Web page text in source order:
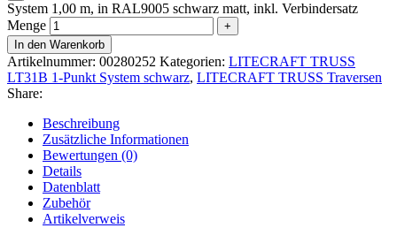
System 1,00 m, in RAL9005 schwarz matt, inkl. Verbindersatz
Menge
In den Warenkorb
Artikelnummer: 00280252 Kategorien: LITECRAFT TRUSS
LT31B 1-Punkt System schwarz, LITECRAFT TRUSS Traversen
Share:
Beschreibung
Zusätzliche Informationen
Bewertungen (0)
Details
Datenblatt
Zubehör
Artikelverweis